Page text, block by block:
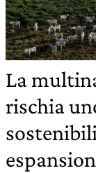
La
rischia